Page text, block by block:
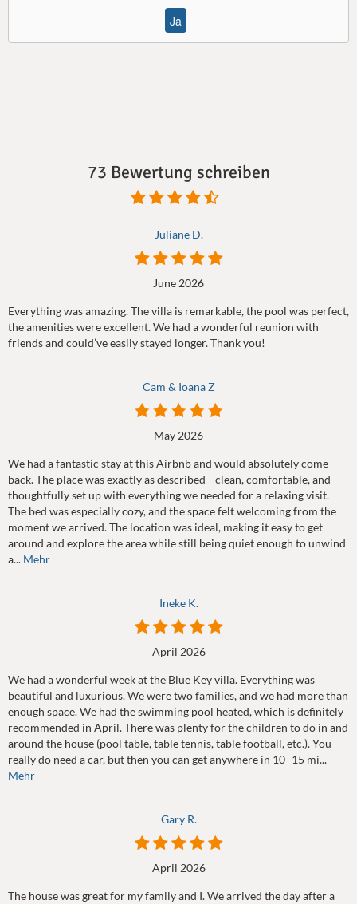
Ja
73 Bewertung schreiben
Juliane D.
June 2026
Everything was amazing. The villa is remarkable, the pool was perfect,
the amenities were excellent. We had a wonderful reunion with
friends and could’ve easily stayed longer. Thank you!
Cam & Ioana Z
May 2026
We had a fantastic stay at this Airbnb and would absolutely come
back. The place was exactly as described—clean, comfortable, and
thoughtfully set up with everything we needed for a relaxing visit.
The bed was especially cozy, and the space felt welcoming from the
moment we arrived. The location was ideal, making it easy to get
around and explore the area while still being quiet enough to unwind
a... Mehr
Ineke K.
April 2026
We had a wonderful week at the Blue Key villa. Everything was
beautiful and luxurious. We were two families, and we had more than
enough space. We had the swimming pool heated, which is definitely
recommended in April. There was plenty for the children to do in and
around the house (pool table, table tennis, table football, etc.). You
really do need a car, but then you can get anywhere in 10–15 mi...
Mehr
Gary R.
April 2026
The house was great for my family and I. We arrived the day after a